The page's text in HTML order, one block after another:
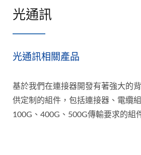
光通訊
光通訊相關產品
基於我們在連接器開發有著強大的
供定制的組件，包括連接器、電纜
100G、400G、500G傳輸要求的組